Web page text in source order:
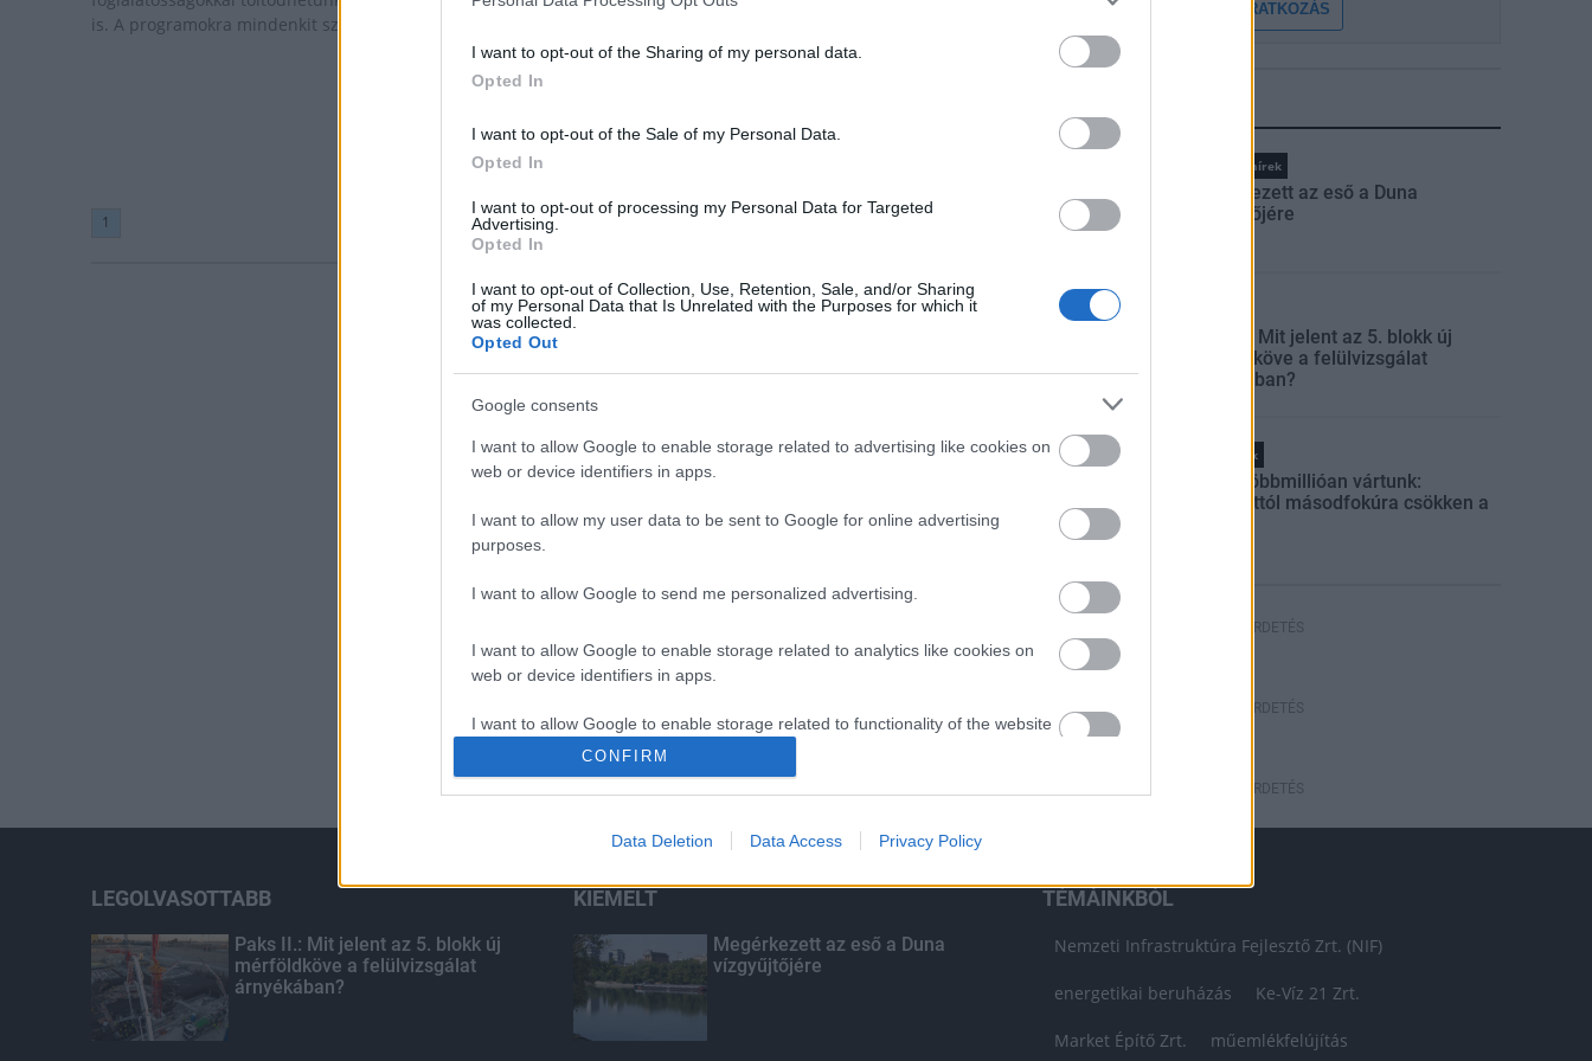
I want to opt-out of the Sharing of my personal data.
Opted In
I want to opt-out of the Sale of my Personal Data.
Opted In
I want to opt-out of processing my Personal Data for Targeted
Advertising.
Opted In
I want to opt-out of Collection, Use, Retention, Sale, and/or Sharing
of my Personal Data that Is Unrelated with the Purposes for which it
was collected.
Opted Out
Google consents
I want to allow Google to enable storage related to advertising like cookies on
web or device identifiers in apps.
I want to allow my user data to be sent to Google for online advertising
purposes.
I want to allow Google to send me personalized advertising.
I want to allow Google to enable storage related to analytics like cookies on
web or device identifiers in apps.
I want to allow Google to enable storage related to functionality of the website
I want to allow Google to enable storage related to personalization.
I want to allow Google to enable storage related to security, including
CONFIRM
Data Deletion Data Access Privacy Policy
is. A programokra mindenkit szeretettel várnak.
bonyolítanak felsős és középiskolás diákokból álló
rendezik, az összegyűjtött adományokat a
Gyermekotthon lakóinak ajánlják fel.
1
FELIRATKOZÁS
Országos hírek
Megérkezett az eső a Duna
vízgyűjtőjére
Paks II.: Mit jelent az 5. blokk új
mérföldköve a felülvizsgálat
árnyékában?
Helyi hírek
Amire többmillióan vártunk:
szombattól másodfokúra csökken a
HIRDETÉS
HIRDETÉS
HIRDETÉS
LEGOLVASOTTABB
Paks II.: Mit jelent az 5. blokk új
mérföldköve a felülvizsgálat
árnyékában?
KIEMELT
Megérkezett az eső a Duna
vízgyűjtőjére
TÉMÁINKBÓL
Nemzeti Infrastruktúra Fejlesztő Zrt. (NIF)
energetikai beruházás Ke-Víz 21 Zrt.
Market Építő Zrt. műemlékfelújítás